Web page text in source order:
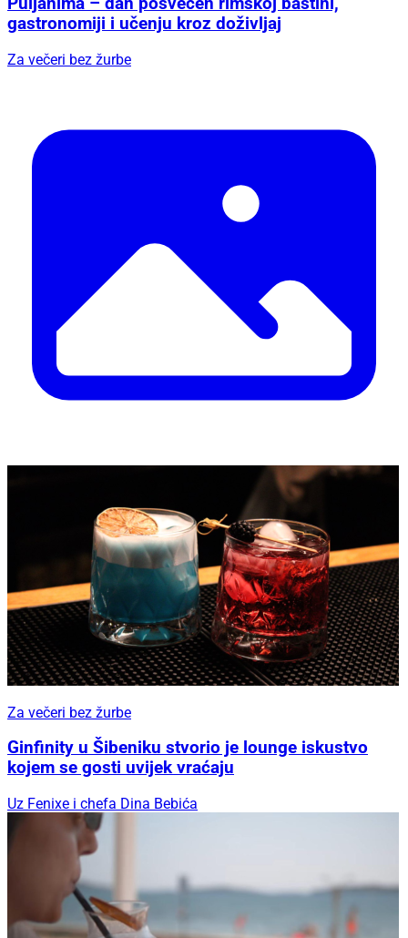
gastronomiji i učenju kroz doživljaj
Za večeri bez žurbe
Za večeri bez žurbe
Ginfinity u Šibeniku stvorio je lounge iskustvo
kojem se gosti uvijek vraćaju
Uz Fenixe i chefa Dina Bebića